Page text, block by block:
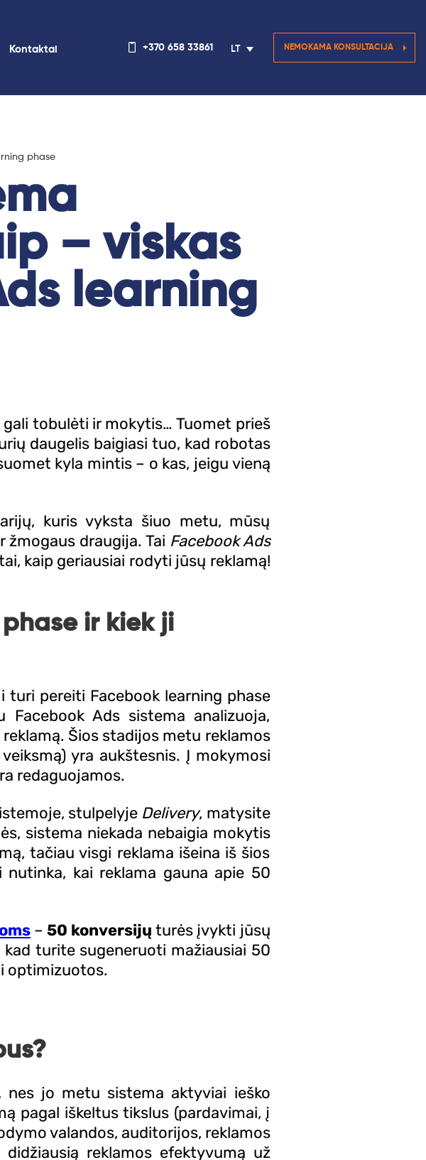
Kontaktai +370 658 33861 LT NEMOKAMA KONSULTACIJA
phase
– viskas
learning
tobulėti ir mokytis… Tuomet prieš
daugelis baigiasi tuo, kad robotas
kyla mintis – o kas, jeigu vieną
kuris vyksta šiuo metu, mūsų
žmogaus draugija. Tai Facebook Ads
kaip geriausiai rodyti jūsų reklamą!
ir kiek ji
turi pereiti Facebook learning phase
Ads sistema analizuoja,
Šios stadijos metu reklamos
yra aukštesnis. Į mokymosi
redaguojamos.
stulpelyje Delivery, matysite
sistema niekada nebaigia mokytis
tačiau visgi reklama išeina iš šios
kai reklama gauna apie 50
–50 konversijų turės įvykti jūsų
kad turite sugeneruoti mažiausiai 50
optimizuotos.
nes jo metu sistema aktyviai ieško
pagal iškeltus tikslus (pardavimai, į
valandos, auditorijos, reklamos
reklamos efektyvumą už